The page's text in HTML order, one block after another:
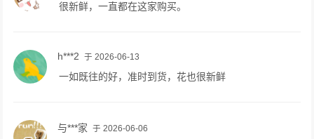
很新鲜，一直都在这家购买。
h***2 于 2026-06-13
一如既往的好，准时到货，花也很新鲜
与***家 于 2026-06-06